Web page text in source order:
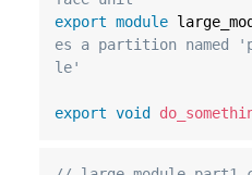
export module
es a partition named
le'
export void